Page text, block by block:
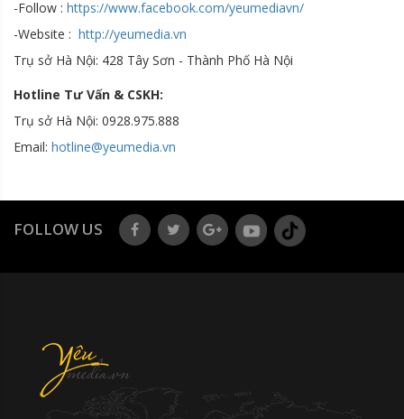
-Follow : https://www.facebook.com/yeumediavn/
-Website : http://yeumedia.vn
Trụ sở Hà Nội: 428 Tây Sơn - Thành Phố Hà Nội
Hotline Tư Vấn & CSKH:
Trụ sở Hà Nội: 0928.975.888
Email: hotline@yeumedia.vn
FOLLOW US